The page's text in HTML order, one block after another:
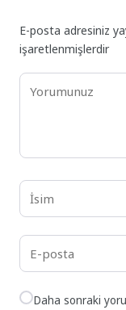
E-posta adresiniz
işaretlenmişlerdir
Daha sonraki